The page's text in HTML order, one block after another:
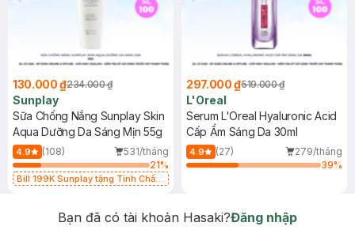
130.000 ₫234.000 ₫
Sunplay
Sữa Chống Nắng Sunplay Skin
Aqua Dưỡng Da Sáng Mịn 55g
4.9 (108)
531/tháng
21%
Bill 199K Sunplay tặng Tinh Chất
297.000 ₫519.000 ₫
L'Oreal
Serum L'Oreal Hyaluronic Acid
Cấp Ẩm Sáng Da 30ml
4.9 (27)
279/tháng
39%
Bạn đã có tài khoản Hasaki?Đăng nhập